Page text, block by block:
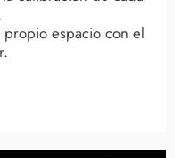
espacio con el